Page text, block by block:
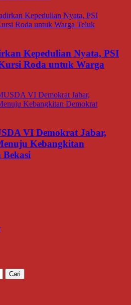
Kepedulian Nyata, PSI
Roda untuk Warga
VI Demokrat Jabar,
Kebangkitan